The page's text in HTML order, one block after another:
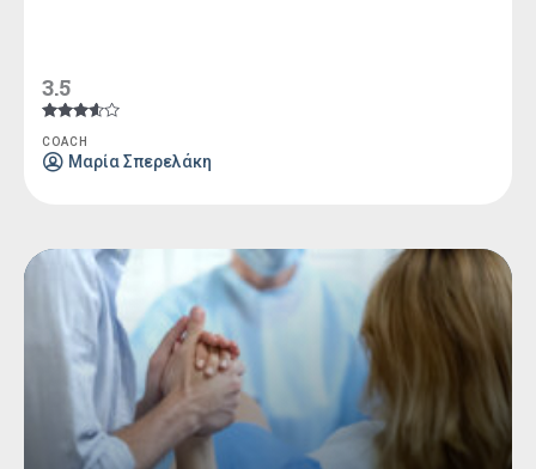
3.5
με
3.50
από 5
COACH
Mαρία Σπερελάκη